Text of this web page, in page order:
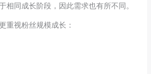
相同成长阶段，因此需求也有所不同。
重视粉丝规模成长：